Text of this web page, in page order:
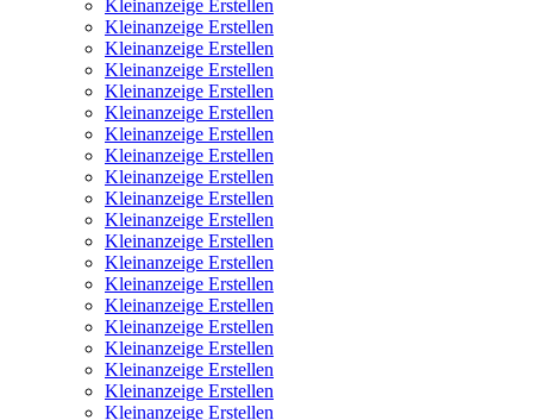
Kleinanzeige Erstellen
Kleinanzeige Erstellen
Kleinanzeige Erstellen
Kleinanzeige Erstellen
Kleinanzeige Erstellen
Kleinanzeige Erstellen
Kleinanzeige Erstellen
Kleinanzeige Erstellen
Kleinanzeige Erstellen
Kleinanzeige Erstellen
Kleinanzeige Erstellen
Kleinanzeige Erstellen
Kleinanzeige Erstellen
Kleinanzeige Erstellen
Kleinanzeige Erstellen
Kleinanzeige Erstellen
Kleinanzeige Erstellen
Kleinanzeige Erstellen
Kleinanzeige Erstellen
Kleinanzeige Erstellen